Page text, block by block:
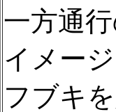
一方通
イメー
フブキ